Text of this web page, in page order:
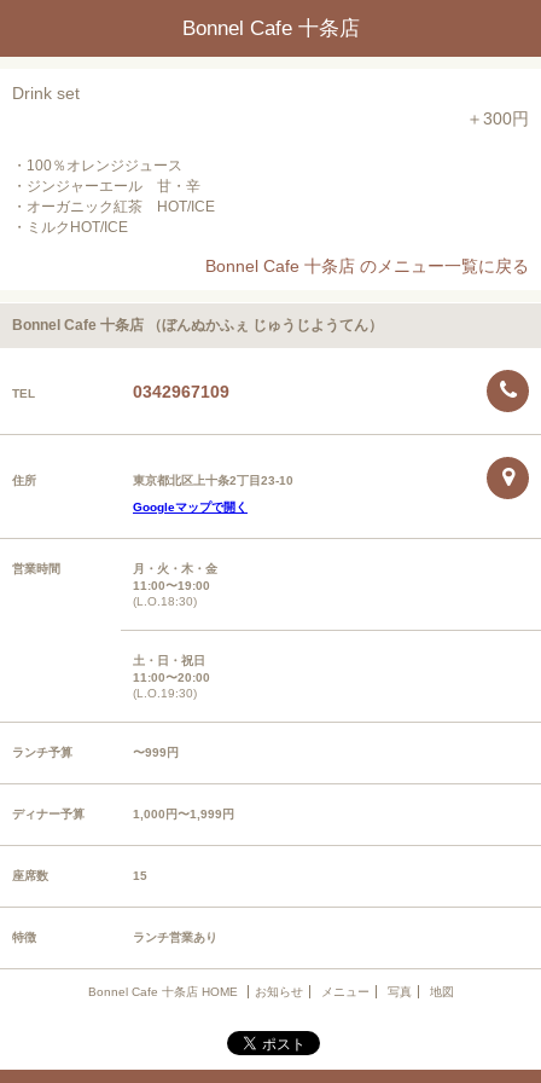
Bonnel Cafe 十条店
Drink set
＋300円
・100％オレンジジュース
・ジンジャーエール 甘・辛
・オーガニック紅茶 HOT/ICE
・ミルクHOT/ICE
Bonnel Cafe 十条店 のメニュー一覧に戻る
Bonnel Cafe 十条店 （ぼんぬかふぇ じゅうじようてん）
TEL 0342967109
住所
東京都北区上十条2丁目23-10
Googleマップで開く
営業時間
月・火・木・金
11:00〜19:00
(L.O.18:30)
土・日・祝日
11:00〜20:00
(L.O.19:30)
ランチ予算 〜999円
ディナー予算 1,000円〜1,999円
座席数 15
特徴 ランチ営業あり
Bonnel Cafe 十条店 HOME お知らせ メニュー 写真 地図